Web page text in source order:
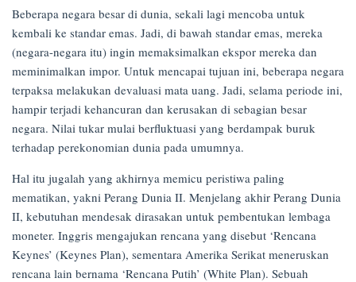
Beberapa negara besar di dunia, sekali lagi mencoba untuk
kembali ke standar emas. Jadi, di bawah standar emas, mereka
(negara-negara itu) ingin memaksimalkan ekspor mereka dan
meminimalkan impor. Untuk mencapai tujuan ini, beberapa negara
terpaksa melakukan devaluasi mata uang. Jadi, selama periode ini,
hampir terjadi kehancuran dan kerusakan di sebagian besar
negara. Nilai tukar mulai berfluktuasi yang berdampak buruk
terhadap perekonomian dunia pada umumnya.
Hal itu jugalah yang akhirnya memicu peristiwa paling
mematikan, yakni Perang Dunia II. Menjelang akhir Perang Dunia
II, kebutuhan mendesak dirasakan untuk pembentukan lembaga
moneter. Inggris mengajukan rencana yang disebut ‘Rencana
Keynes’ (Keynes Plan), sementara Amerika Serikat meneruskan
rencana lain bernama ‘Rencana Putih’ (White Plan). Sebuah